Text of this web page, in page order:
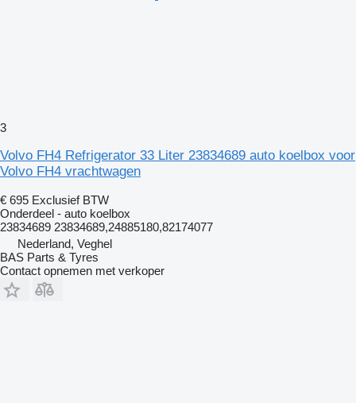
3
Volvo FH4 Refrigerator 33 Liter 23834689 auto koelbox voor
Volvo FH4 vrachtwagen
€ 695 Exclusief BTW
Onderdeel - auto koelbox
23834689 23834689,24885180,82174077
Nederland, Veghel
BAS Parts & Tyres
Contact opnemen met verkoper